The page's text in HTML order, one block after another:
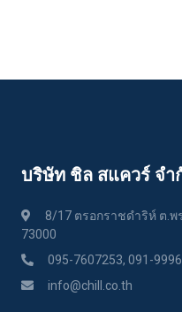
บริษัท ชิล สแควร์ จำ
8/17 ตรอกราชดำริห์ ต.พ
73000
095-7607253, 091-
info@chill.co.th